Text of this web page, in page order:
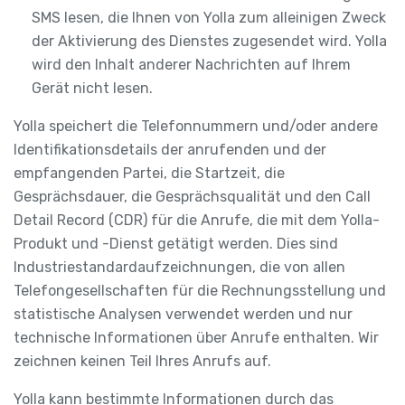
SMS lesen, die Ihnen von Yolla zum alleinigen Zweck
der Aktivierung des Dienstes zugesendet wird. Yolla
wird den Inhalt anderer Nachrichten auf Ihrem
Gerät nicht lesen.
Yolla speichert die Telefonnummern und/oder andere
Identifikationsdetails der anrufenden und der
empfangenden Partei, die Startzeit, die
Gesprächsdauer, die Gesprächsqualität und den Call
Detail Record (CDR) für die Anrufe, die mit dem Yolla-
Produkt und -Dienst getätigt werden. Dies sind
Industriestandardaufzeichnungen, die von allen
Telefongesellschaften für die Rechnungsstellung und
statistische Analysen verwendet werden und nur
technische Informationen über Anrufe enthalten. Wir
zeichnen keinen Teil Ihres Anrufs auf.
Yolla kann bestimmte Informationen durch das